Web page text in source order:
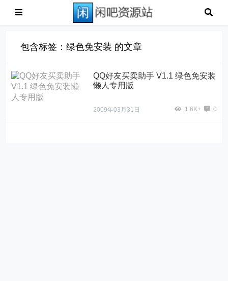
包含标签：绿色免安装 的文章
QQ好友买卖助手 V1.1 绿色免安装
懒人专用版
2009年03月31日 1.6K+ 0